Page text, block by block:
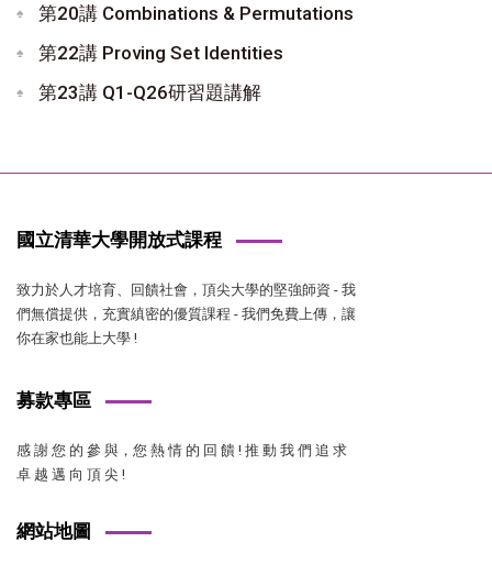
第20講 Combinations & Permutations
第22講 Proving Set Identities
第23講 Q1-Q26研習題講解
國立清華大學開放式課程
致力於人才培育、回饋社會，頂尖大學的堅強師資 - 我
們無償提供，充實縝密的優質課程 - 我們免費上傳，讓
你在家也能上大學 !
募款專區
感 謝 您 的 參 與，您 熱 情 的 回 饋 ! 推 動 我 們 追 求
卓 越 邁 向 頂 尖 !
網站地圖